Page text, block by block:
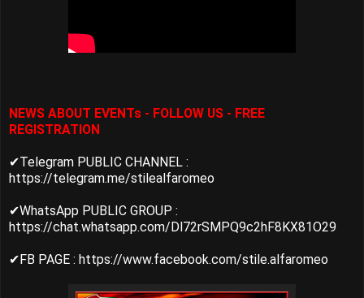
NEWS ABOUT EVENTs - FOLLOW US - FREE
REGISTRATION
✔Telegram PUBLIC CHANNEL :
https://telegram.me/stilealfaromeo
✔WhatsApp PUBLIC GROUP :
https://chat.whatsapp.com/Dl72rSMPQ9c2hF8KX81O29
✔FB PAGE : https://www.facebook.com/stile.alfaromeo